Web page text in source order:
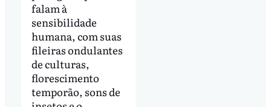
falam à
sensibilidade
humana, com suas
fileiras ondulantes
de culturas,
florescimento
temporão, sons de